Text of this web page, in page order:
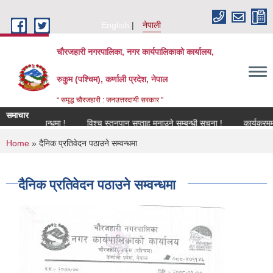
English
नेपाली
चौरजहारी नगरपालिका, नगर कार्यपालिकाको कार्यालय,
रुकुम (पश्चिम), कर्णाली प्रदेश, नेपाल
“ समृद्ध चौरजहारी : जनउत्तरदायी सरकार "
समाचार
विश्च स्तनपान सप्ताह मनाउने सम्बन्धी सूचना ! कार्यक्रममा
You are here
Home » दैनिक प्रतिवेदन पठाउने सम्वन्धमा
दैनिक प्रतिवेदन पठाउने सम्वन्धमा